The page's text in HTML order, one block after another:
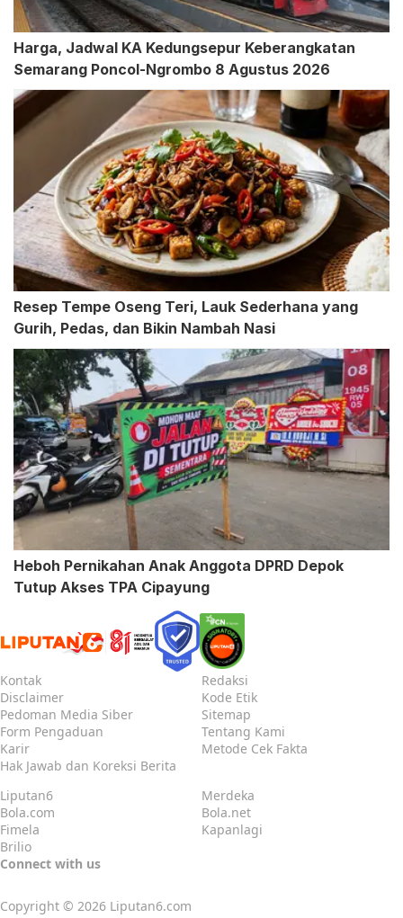
Harga, Jadwal KA Kedungsepur Keberangkatan
Semarang Poncol-Ngrombo 8 Agustus 2026
Resep Tempe Oseng Teri, Lauk Sederhana yang
Gurih, Pedas, dan Bikin Nambah Nasi
Heboh Pernikahan Anak Anggota DPRD Depok
Tutup Akses TPA Cipayung
Kontak
Redaksi
Disclaimer
Kode Etik
Pedoman Media Siber
Sitemap
Form Pengaduan
Tentang Kami
Karir
Metode Cek Fakta
Hak Jawab dan Koreksi Berita
Liputan6
Merdeka
Bola.com
Bola.net
Fimela
Kapanlagi
Brilio
Connect with us
Copyright © 2026 Liputan6.com